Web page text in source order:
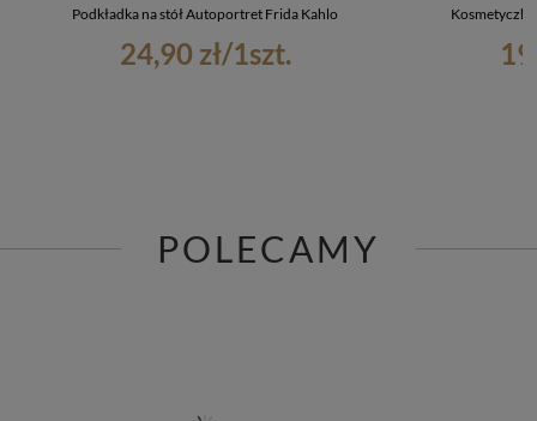
Podkładka na stół Autoportret Frida Kahlo
24,90 zł/1szt.
POLECAMY